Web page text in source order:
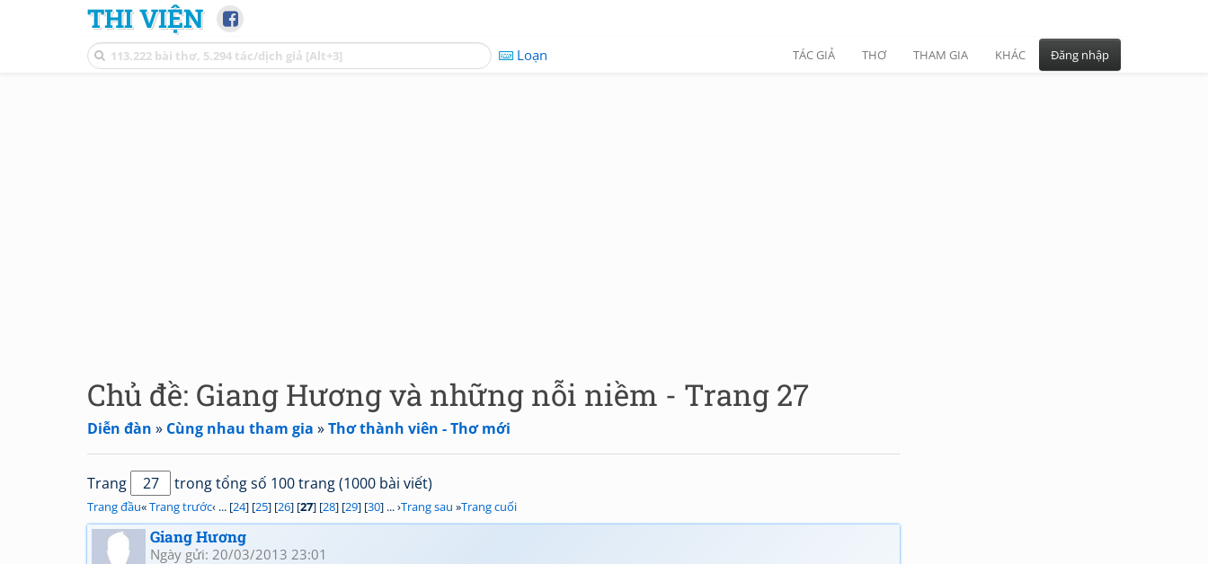
THI VIỆN
Loạn TÁC GIẢ THƠ THAM GIA KHÁC Đăng nhập
Chủ đề: Giang Hương và những nỗi niềm - Trang 27
Diễn đàn » Cùng nhau tham gia »Thơ thành viên - Thơ mới
Trang trong tổng số 100 trang (1000 bài viết)
Trang đầu«Trang trước‹ ... [24] [25] [26] [27] [28] [29] [30] ... ›Trang sau »Trang cuối
Giang Hương
Ngày gửi: 20/03/2013 23:01